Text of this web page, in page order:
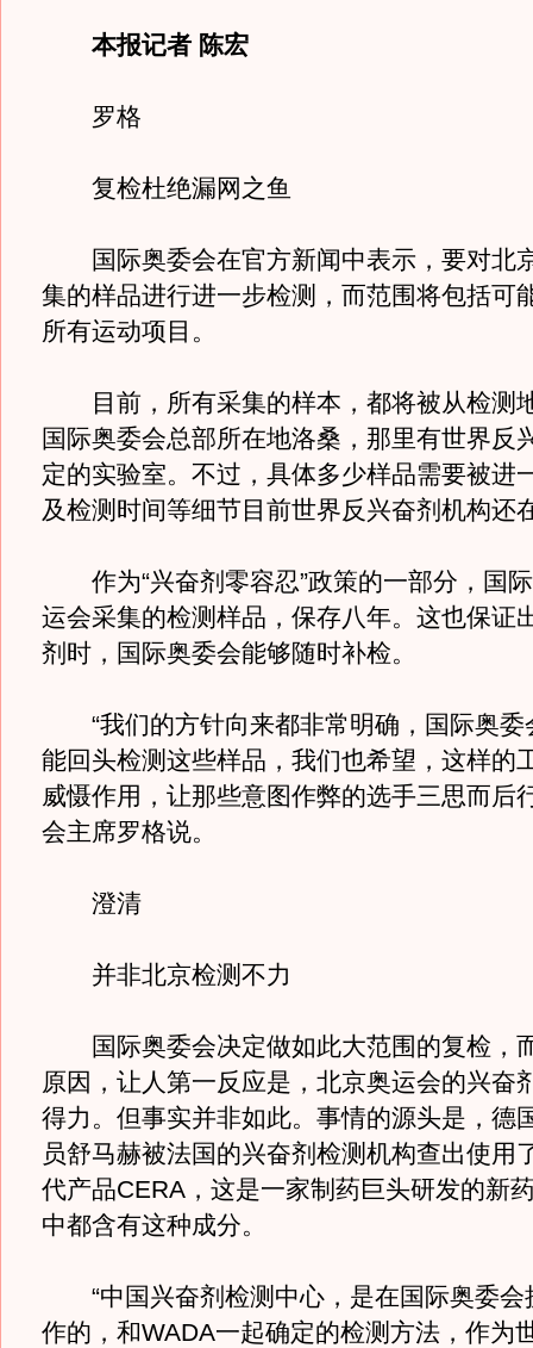
本报记者 陈宏
罗格
复检杜绝漏网之鱼
国际奥委会在官方新闻中表示，要对北
集的样品进行进一步检测，而范围将包括可
所有运动项目。
目前，所有采集的样本，都将被从检测
国际奥委会总部所在地洛桑，那里有世界反
定的实验室。不过，具体多少样品需要被进
及检测时间等细节目前世界反兴奋剂机构还
作为“兴奋剂零容忍”政策的一部分，国
运会采集的检测样品，保存八年。这也保证
剂时，国际奥委会能够随时补检。
“我们的方针向来都非常明确，国际奥委
能回头检测这些样品，我们也希望，这样的
威慑作用，让那些意图作弊的选手三思而后
会主席罗格说。
澄清
并非北京检测不力
国际奥委会决定做如此大范围的复检，
原因，让人第一反应是，北京奥运会的兴奋
得力。但事实并非如此。事情的源头是，德
员舒马赫被法国的兴奋剂检测机构查出使用
代产品CERA，这是一家制药巨头研发的新
中都含有这种成分。
“中国兴奋剂检测中心，是在国际奥委会
作的，和WADA一起确定的检测方法，作为